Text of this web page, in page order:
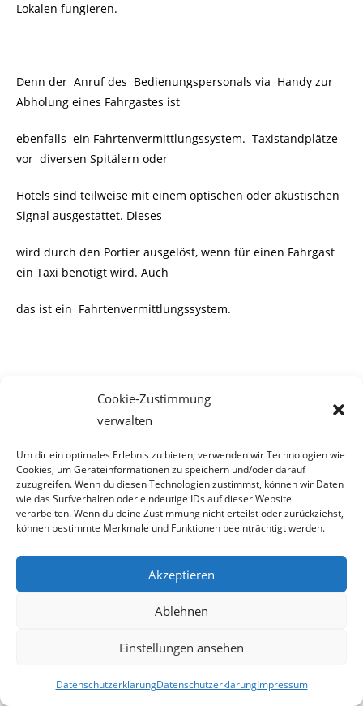
Cookie-Zustimmung
verwalten
Um dir ein optimales Erlebnis zu bieten, verwenden wir Technologien wie
Cookies, um Geräteinformationen zu speichern und/oder darauf
zuzugreifen. Wenn du diesen Technologien zustimmst, können wir Daten
wie das Surfverhalten oder eindeutige IDs auf dieser Website
verarbeiten. Wenn du deine Zustimmung nicht erteilst oder zurückziehst,
können bestimmte Merkmale und Funktionen beeinträchtigt werden.
Akzeptieren
Ablehnen
Einstellungen ansehen
DatenschutzerklärungDatenschutzerklärungImpressum
Lokalen fungieren.
Denn der Anruf des Bedienungspersonals via Handy zur
Abholung eines Fahrgastes ist
ebenfalls ein Fahrtenvermittlungssystem. Taxistandplätze
vor diversen Spitälern oder
Hotels sind teilweise mit einem optischen oder akustischen
Signal ausgestattet. Dieses
wird durch den Portier ausgelöst, wenn für einen Fahrgast
ein Taxi benötigt wird. Auch
das ist ein Fahrtenvermittlungssystem.
müssten Taxilenker(innen) ab-
Funkfahrtenvermittlers geht und würden
dadurch gegen die gesetzlich bestehende
Beförderungspflicht verstoßen.
Beförderungspflicht
anzeigen“ anklicken!